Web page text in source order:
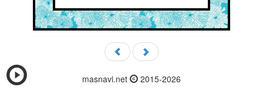
masnavi.net 2015-2026